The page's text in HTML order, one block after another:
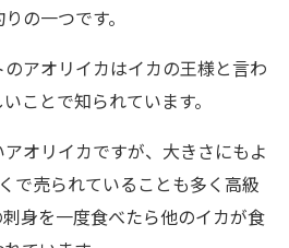
の一つです。
アオリイカはイカの王様と言わ
ことで知られています。
オリイカですが、大きさにもよ
で売られていることも多く高級
身を一度食べたら他のイカが食